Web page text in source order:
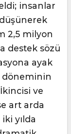
insanlar
2,5 milyon
destek sözü
ayak
döneminin
ve
art arda
yılda